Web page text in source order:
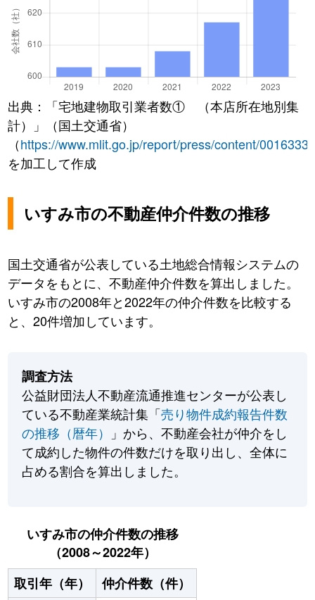
出典：「宅地建物取引業者数① （本店所在地別集
計）」（国土交通省）
（https://www.mlit.go.jp/report/press/content/
を加工して作成
いすみ市の不動産仲介件数の推移
国土交通省が公表している土地総合情報システムの
データをもとに、不動産仲介件数を算出しました。
いすみ市の2008年と2022年の仲介件数を比較する
と、20件増加しています。
調査方法
公益財団法人不動産流通推進センターが公表し
ている不動産業統計集「売り物件成約報告件数
の推移（暦年）
」から、不動産会社が仲介をし
て成約した物件の件数だけを取り出し、全体に
占める割合を算出しました。
いすみ市の仲介件数の推移
（2008～2022年）
取引年（年）
仲介件数（件）